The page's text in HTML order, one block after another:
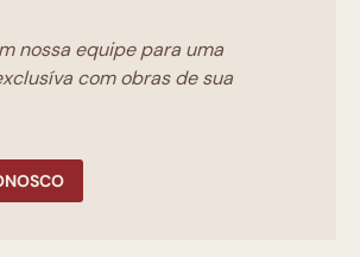
nossa equipe para uma
com obras de sua